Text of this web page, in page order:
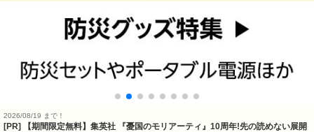
2026/08/19 まで！
[PR] 【期間限定無料】集英社 『憂国のモリアーティ』10周年!先の読めない展開